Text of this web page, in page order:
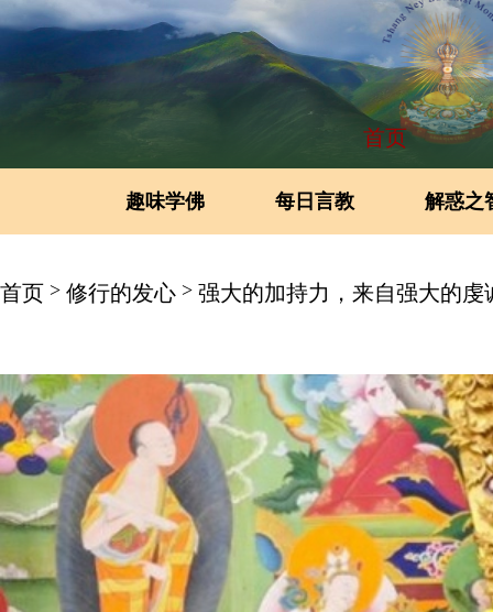
首页
趣味学佛 每日言教 解惑之
首页 > 修行的发心 > 强大的加持力，来自强大的虔